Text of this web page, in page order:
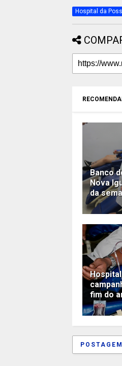
Hospital da
Banco
Nova
da
fim do